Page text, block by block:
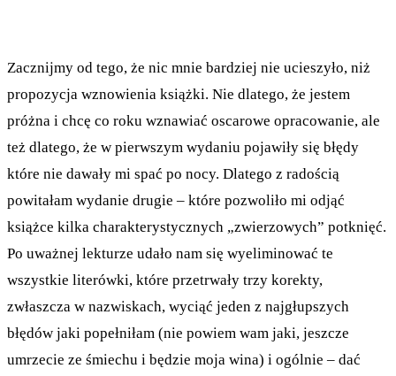
Zacznijmy od tego, że nic mnie bardziej nie ucieszyło, niż
propozycja wznowienia książki. Nie dlatego, że jestem
próżna i chcę co roku wznawiać oscarowe opracowanie, ale
też dlatego, że w pierwszym wydaniu pojawiły się błędy
które nie dawały mi spać po nocy. Dlatego z radością
powitałam wydanie drugie – które pozwoliło mi odjąć
książce kilka charakterystycznych „zwierzowych” potknięć.
Po uważnej lekturze udało nam się wyeliminować te
wszystkie literówki, które przetrwały trzy korekty,
zwłaszcza w nazwiskach, wyciąć jeden z najgłupszych
błędów jaki popełniłam (nie powiem wam jaki, jeszcze
umrzecie ze śmiechu i będzie moja wina) i ogólnie – dać